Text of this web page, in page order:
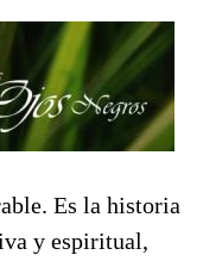
Es la historia
y espiritual,